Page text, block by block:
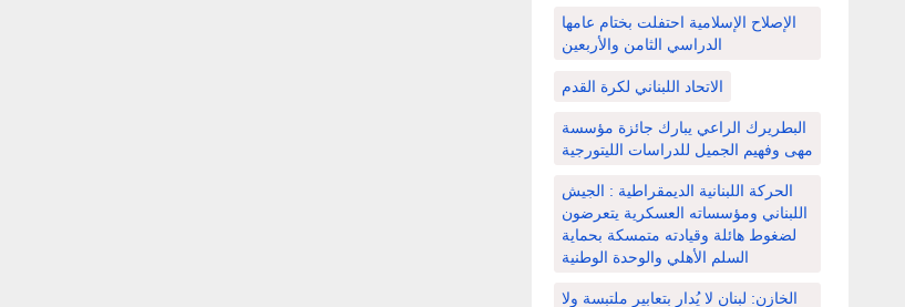
الإصلاح الإسلامية احتفلت بختام عامها
الدراسي الثامن والأربعين
الاتحاد اللبناني لكرة القدم
البطريرك الراعي يبارك جائزة مؤسسة
مهى وفهيم الجميل للدراسات الليتورجية
الحركة اللبنانية الديمقراطية : الجيش
اللبناني ومؤسساته العسكرية يتعرضون
لضغوط هائلة وقيادته متمسكة بحماية
السلم الأهلي والوحدة الوطنية
الخازن: لبنان لا يُدار بتعابير ملتبسة ولا